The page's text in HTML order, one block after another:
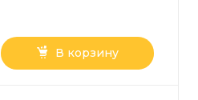
В корзину